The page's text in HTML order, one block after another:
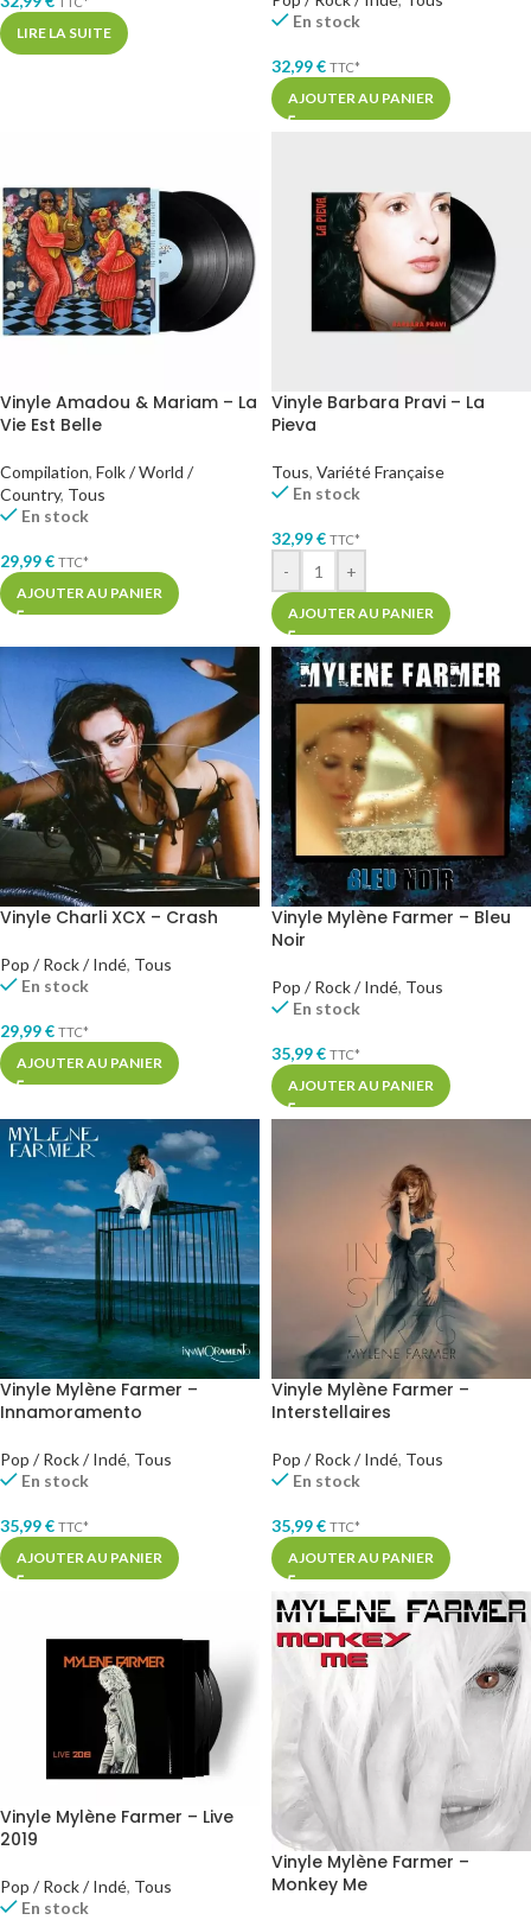
LIRE LA SUITE
En stock
32,99€ TTC*
AJOUTER AU PANIER
Vinyle Amadou & Mariam – La
Vie Est Belle
Compilation, Folk / World /
Country, Tous
En stock
29,99€ TTC*
AJOUTER AU PANIER
Vinyle Barbara Pravi – La
Pieva
Tous, Variété Française
En stock
32,99€ TTC*
- +
AJOUTER AU PANIER
Vinyle Charli XCX – Crash
Pop / Rock / Indé, Tous
En stock
29,99€ TTC*
AJOUTER AU PANIER
Vinyle Mylène Farmer – Bleu
Noir
Pop / Rock / Indé, Tous
En stock
35,99€ TTC*
AJOUTER AU PANIER
Vinyle Mylène Farmer –
Innamoramento
Pop / Rock / Indé, Tous
En stock
35,99€ TTC*
AJOUTER AU PANIER
Vinyle Mylène Farmer –
Interstellaires
Pop / Rock / Indé, Tous
En stock
35,99€ TTC*
AJOUTER AU PANIER
Vinyle Mylène Farmer – Live
2019
Pop / Rock / Indé, Tous
En stock
Vinyle Mylène Farmer –
Monkey Me